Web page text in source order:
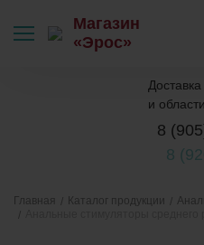
Магазин
«Эрос»
и области
8
8
Главная Каталог продукции